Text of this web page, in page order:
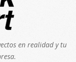
en realidad y tu